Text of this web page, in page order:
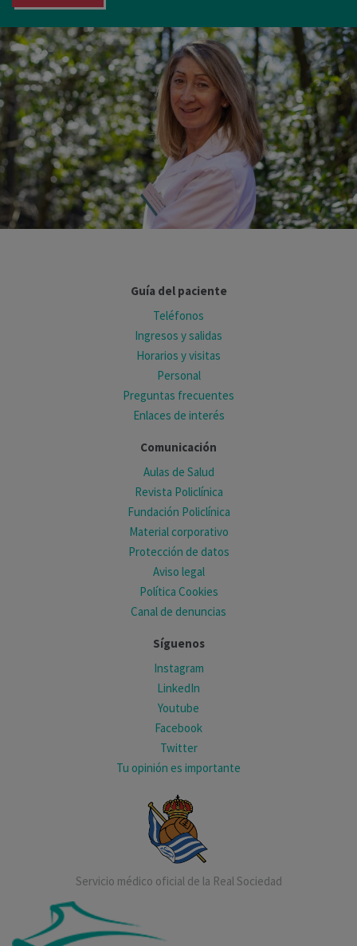
Guía del paciente
Teléfonos
Ingresos y salidas
Horarios y visitas
Personal
Preguntas frecuentes
Enlaces de interés
Comunicación
Aulas de Salud
Revista Policlínica
Fundación Policlínica
Material corporativo
Protección de datos
Aviso legal
Política Cookies
Canal de denuncias
Síguenos
Instagram
LinkedIn
Youtube
Facebook
Twitter
Tu opinión es importante
Servicio médico oficial de la Real Sociedad